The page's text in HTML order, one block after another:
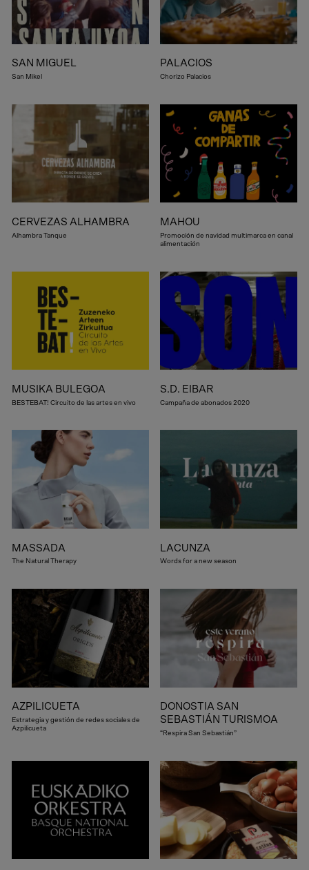
SAN MIGUEL
San Mikel
PALACIOS
Chorizo Palacios
CERVEZAS ALHAMBRA
Alhambra Tanque
MAHOU
Promoción de navidad multimarca en canal
alimentación
MUSIKA BULEGOA
BESTEBAT! Circuito de las artes en vivo
S.D. EIBAR
Campaña de abonados 2020
MASSADA
The Natural Therapy
LACUNZA
Words for a new season
AZPILICUETA
Estrategia y gestión de redes sociales de
Azpilicueta
DONOSTIA SAN
SEBASTIÁN TURISMOA
“Respira San Sebastián”